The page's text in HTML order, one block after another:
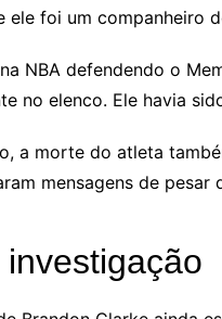
ele foi um companheiro
NBA defendendo o
no elenco. Ele havia
a morte do atleta
mensagens de